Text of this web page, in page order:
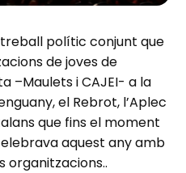
polític conjunt que
de joves de
–Maulets i CAJEI- a la
el Rebrot, l’Aplec
que fins el moment
aquest any amb
organitzacions..